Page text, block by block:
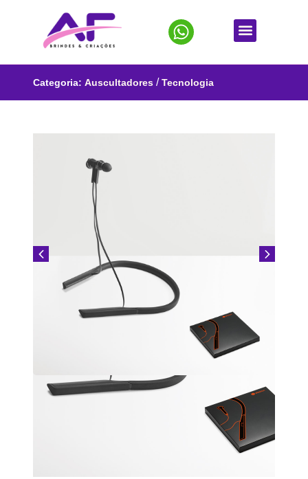
Categoria: Auscultadores /Tecnologia